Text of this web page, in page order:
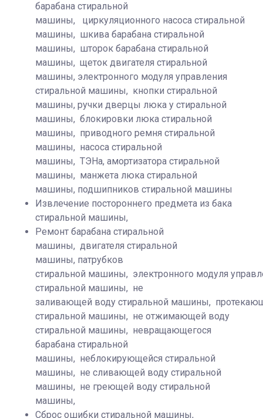
барабана стиральной
машины, циркуляционного насоса стиральной
машины, шкива барабана стиральной
машины, шторок барабана стиральной
машины, щеток двигателя стиральной
машины, электронного модуля управления
стиральной машины, кнопки стиральной
машины, ручки дверцы люка у стиральной
машины, блокировки люка стиральной
машины, приводного ремня стиральной
машины, насоса стиральной
машины, ТЭНа, амортизатора стиральной
машины, манжета люка стиральной
машины, подшипников стиральной машины
Извлечение постороннего предмета из бака
стиральной машины,
Ремонт барабана стиральной
машины, двигателя стиральной
машины, патрубков
стиральной машины, электронного модуля
стиральной машины, не
заливающей воду стиральной машины,
стиральной машины, не отжимающей воду
стиральной машины, невращающегося
барабана стиральной
машины, неблокирующейся стиральной
машины, не сливающей воду стиральной
машины, не греющей воду стиральной
машины,
Сброс ошибки стиральной машины,